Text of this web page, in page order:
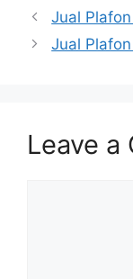
Jual
Jual
Leave a